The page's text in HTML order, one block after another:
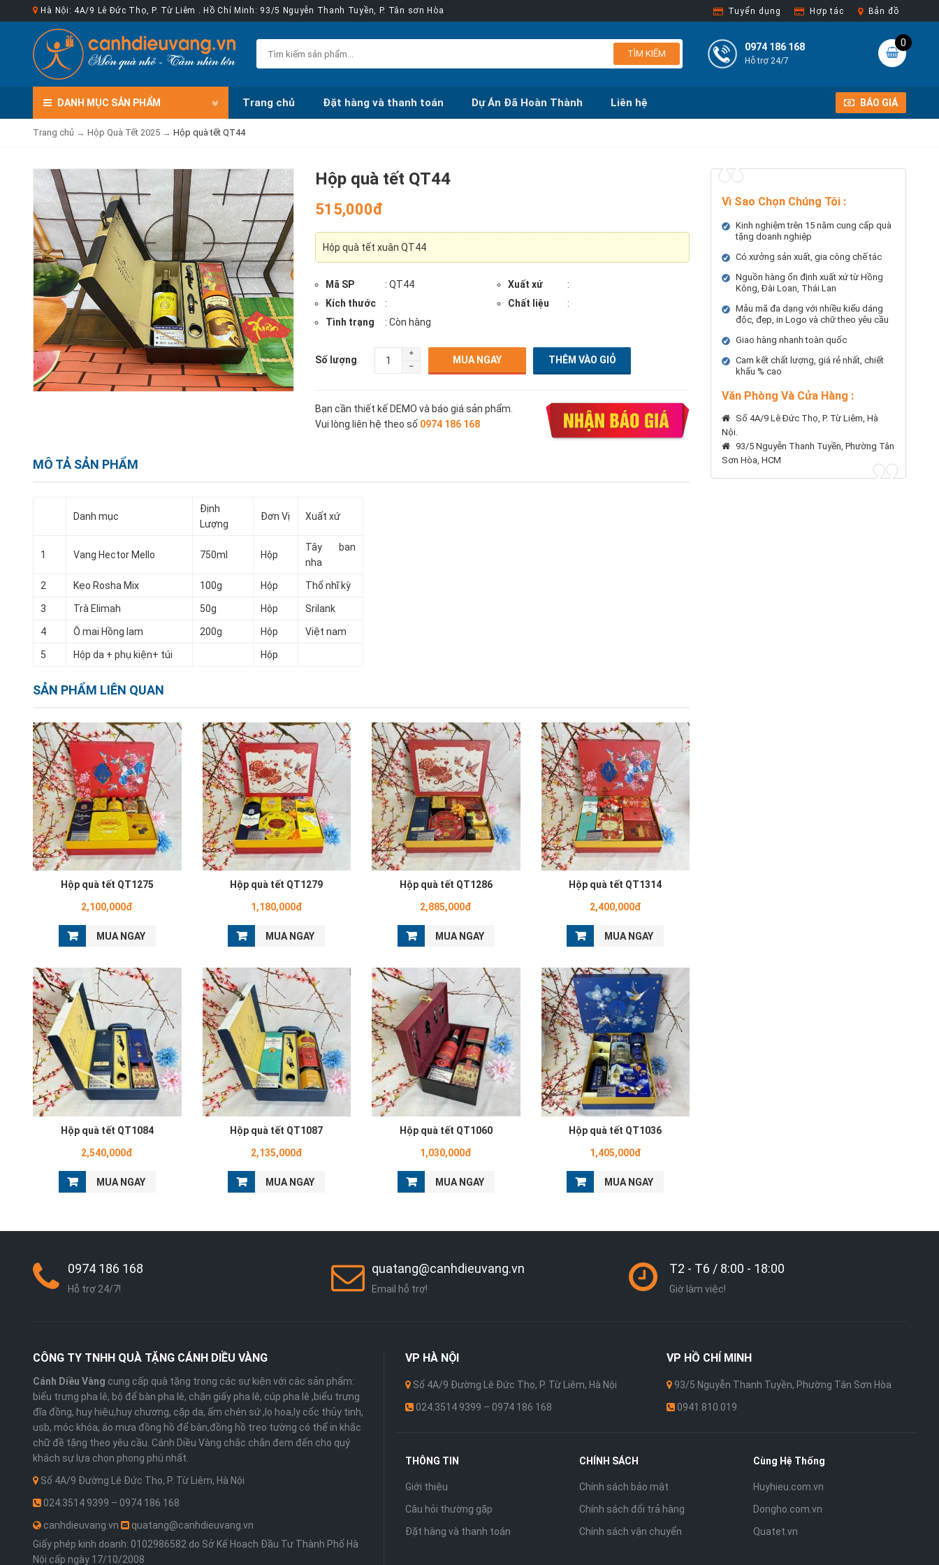
Hà Nội: 4A/9 Lê Đức Thọ, P. Từ Liêm . Hồ Chí Minh: 93/5 Nguyễn Thanh Tuyền, P. Tân sơn Hòa Tuyển dụng Hợp tác Bản đồ
TÌM KIẾM
0
0974 186 168
Hỗ trợ 24/7
DANH MỤC SẢN PHẨM Trang chủ Đặt hàng và thanh toán Dự Án Đã Hoàn Thành Liên hệ BÁO GIÁ
Trang chủ → Hộp Quà Tết 2025 → Hộp quà tết QT44
Hộp quà tết QT44
515,000đ
Hộp quà tết xuân QT44
Mã SP : QT44 Xuất xứ
:
Kích thước
: Chất liệu
:
Tình trạng
: Còn hàng
Số lượng MUA NGAY
Bạn cần thiết kế DEMO và báo giá sản phẩm.
Vui lòng liên hệ theo số 0974 186 168
MÔ TẢ SẢN PHẨM
Danh mục
Định
Lượng
Đơn Vị Xuất xứ
1 Vang Hector Mello 750ml Hộp
Tây ban
nha
2 Kẹo Rosha Mix 100g Hộp Thổ nhĩ kỳ
3 Trà Elimah 50g Hộp Srilank
4 Ô mai Hồng lam 200g Hộp Việt nam
5 Hộp da + phụ kiện+ túi Hộp
SẢN PHẨM LIÊN QUAN
Hộp quà tết QT1275
2,100,000đ
MUA NGAY
Hộp quà tết QT1279
1,180,000đ
MUA NGAY
Hộp quà tết QT1286
2,885,000đ
MUA NGAY
Hộp quà tết QT1314
2,400,000đ
MUA NGAY
Hộp quà tết QT1084
2,540,000đ
MUA NGAY
Hộp quà tết QT1087
2,135,000đ
MUA NGAY
Hộp quà tết QT1060
1,030,000đ
MUA NGAY
Hộp quà tết QT1036
1,405,000đ
MUA NGAY
Vì Sao Chọn Chúng Tôi :
Kinh nghiệm trên 15 năm cung cấp quà
tặng doanh nghiệp
Có xưởng sản xuất, gia công chế tác
Nguồn hàng ổn định xuất xứ từ Hồng
Kông, Đài Loan, Thái Lan
Mẫu mã đa dạng với nhiều kiểu dáng
độc, đẹp, in Logo và chữ theo yêu cầu
Giao hàng nhanh toàn quốc
Cam kết chất lượng, giá rẻ nhất, chiết
khấu % cao
Văn Phòng Và Cửa Hàng :
Số 4A/9 Lê Đức Thọ, P. Từ Liêm, Hà
Nội.
93/5 Nguyễn Thanh Tuyền, Phường Tân
Sơn Hòa, HCM
0974 186 168
Hỗ trợ 24/7!
quatang@canhdieuvang.vn
Email hỗ trợ!
T2 - T6 / 8:00 - 18:00
Giờ làm việc!
CÔNG TY TNHH QUÀ TẶNG CÁNH DIỀU VÀNG
Cánh Diều Vàng cung cấp quà tặng trong các sự kiện với các sản phẩm:
biểu trưng pha lê, bộ để bàn pha lê, chặn giấy pha lê, cúp pha lê ,biểu trưng
đĩa đồng, huy hiệu,huy chương, cặp da, ấm chén sứ ,lọ hoa,ly cốc thủy tinh,
usb, móc khóa, áo mưa đồng hồ để bàn,đồng hồ treo tường có thể in khắc
chữ đề tặng theo yêu cầu. Cánh Diều Vàng chắc chắn đem đến cho quý
khách sự lựa chọn phong phú nhất.
Số 4A/9 Đường Lê Đức Thọ, P. Từ Liêm, Hà Nội
024.3514 9399 – 0974 186 168
canhdieuvang.vn
quatang@canhdieuvang.vn
Giấy phép kinh doanh: 0102986582 do Sở Kế Hoạch Đầu Tư Thành Phố Hà
Nội cấp ngày 17/10/2008
VP HÀ NỘI
Số 4A/9 Đường Lê Đức Thọ, P. Từ Liêm, Hà Nội
024.3514 9399 – 0974 186 168
VP HỒ CHÍ MINH
93/5 Nguyễn Thanh Tuyền, Phường Tân Sơn Hòa
0941.810.019
THÔNG TIN
Giới thiệu
Câu hỏi thường gặp
Đặt hàng và thanh toán
CHÍNH SÁCH
Chính sách bảo mật
Chính sách đổi trả hàng
Chính sách vận chuyển
Cùng Hệ Thống
Huyhieu.com.vn
Dongho.com.vn
Quatet.vn